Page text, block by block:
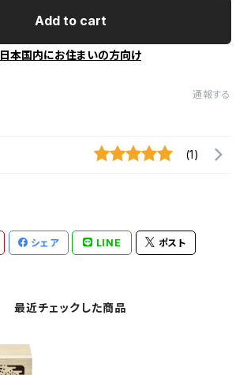
Add to cart
日本国内にお住まいの方向け
通報する
(1)
シェア LINE ポスト
最近チェックした商品